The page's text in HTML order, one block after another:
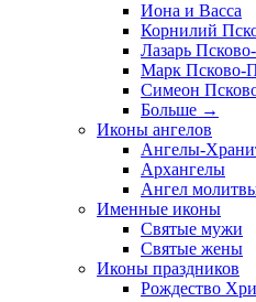
Иона и Васса
Корнилий
Лазарь
Марк Псково-
Симеон
Больше →
Иконы ангелов
Ангелы-
Архангелы
Ангел
Именные иконы
Святые мужи
Святые жены
Иконы праздников
Рождество